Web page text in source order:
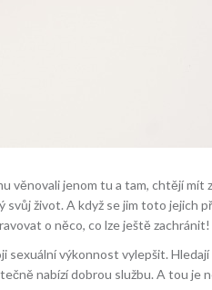
věnovali jenom tu a tam, chtějí
život. A když se jim toto jejich
o něco, co lze ještě zachránit!
sexuální výkonnost vylepšit.
nabízí dobrou službu. A tou